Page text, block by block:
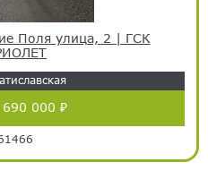
Поля улица, 2 | ГСК
690 000 ₽